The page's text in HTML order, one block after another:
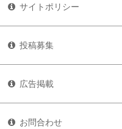
サイトポリシー
投稿募集
広告掲載
お問合わせ